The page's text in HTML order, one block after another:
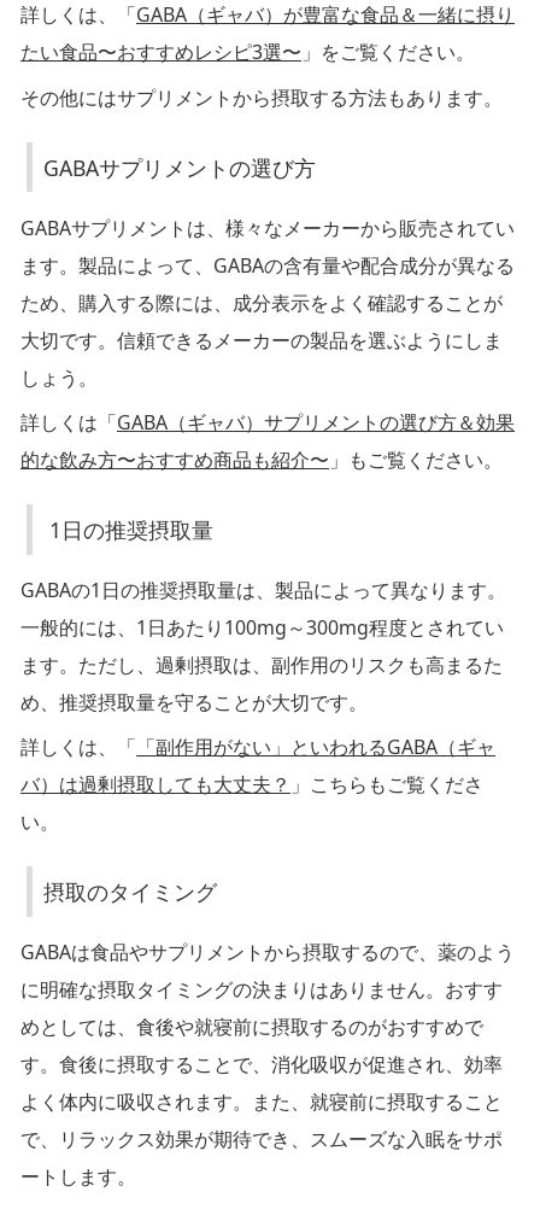
リ
メ
ン
の
び
方
1
日
の
奨
取
量
摂
取
イ
ン
グ
G
A
B
詳しくは、「GABA（ギャバ）が豊富な食品＆一緒に摂り
たい食品〜おすすめレシピ3選〜 」をご覧ください。
その他にはサプリメントから摂取する方法もあります。
GABAサプリメントの選び方
GABAサプリメントは、様々なメーカーから販売されてい
ます。製品によって、GABAの含有量や配合成分が異なる
ため、購入する際には、成分表示をよく確認することが
大切です。信頼できるメーカーの製品を選ぶようにしま
しょう。
詳しくは「GABA（ギャバ）サプリメントの選び方＆効果
的な飲み方〜おすすめ商品も紹介〜 」もご覧ください。
1日の推奨摂取量
GABAの1日の推奨摂取量は、製品によって異なります。
一般的には、1日あたり100mg～300mg程度とされてい
ます。ただし、過剰摂取は、副作用のリスクも高まるた
め、推奨摂取量を守ることが大切です。
詳しくは、「 「副作用がない」といわれるGABA（ギャ
バ）は過剰摂取しても大丈夫？ 」こちらもご覧くださ
い。
摂取のタイミング
GABAは食品やサプリメントから摂取するので、薬のよう
に明確な摂取タイミングの決まりはありません。おすす
めとしては、食後や就寝前に摂取するのがおすすめで
す。食後に摂取することで、消化吸収が促進され、効率
よく体内に吸収されます。また、就寝前に摂取すること
で、リラックス効果が期待でき、スムーズな入眠をサポ
ートします。